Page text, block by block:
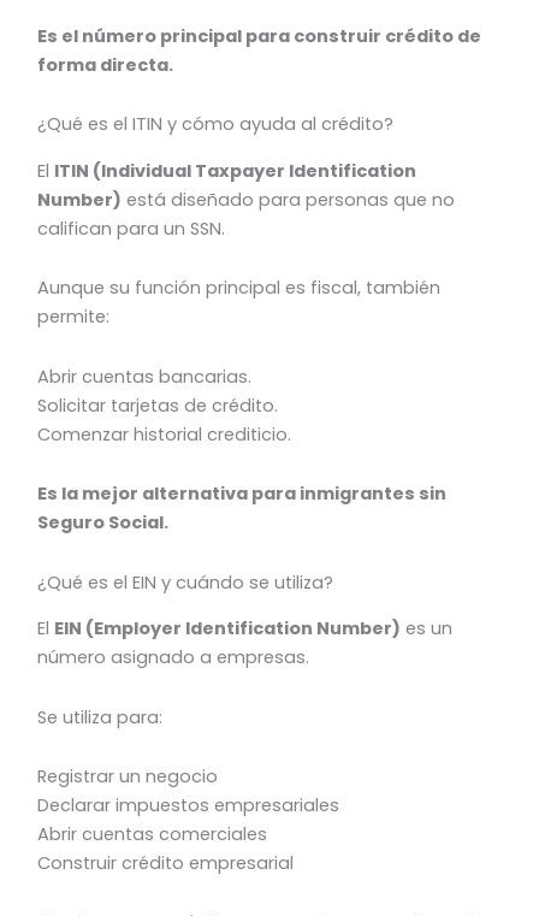
Es el número principal para construir crédito de
forma directa.
¿Qué es el ITIN y cómo ayuda al crédito?
El ITIN (Individual Taxpayer Identification
Number) está diseñado para personas que no
califican para un SSN.
Aunque su función principal es fiscal, también
permite:
Abrir cuentas bancarias.
Solicitar tarjetas de crédito.
Comenzar historial crediticio.
Es la mejor alternativa para inmigrantes sin
Seguro Social.
¿Qué es el EIN y cuándo se utiliza?
El EIN (Employer Identification Number) es un
número asignado a empresas.
Se utiliza para:
Registrar un negocio
Declarar impuestos empresariales
Abrir cuentas comerciales
Construir crédito empresarial